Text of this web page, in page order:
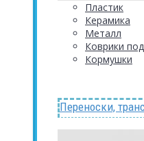
Пластик
Керамика
Металл
Коврики
Кормушки
Переноски,